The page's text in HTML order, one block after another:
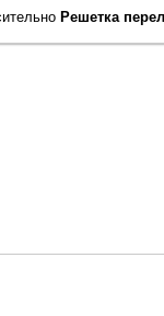
Решетка